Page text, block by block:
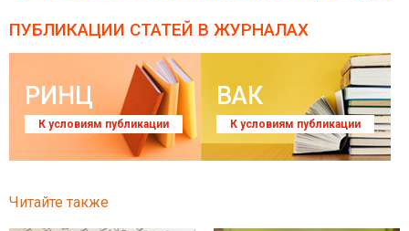
ПУБЛИКАЦИИ СТАТЕЙ В ЖУРНАЛАХ
РИНЦ
К условиям публикации
ВАК
К условиям публикации
Читайте также